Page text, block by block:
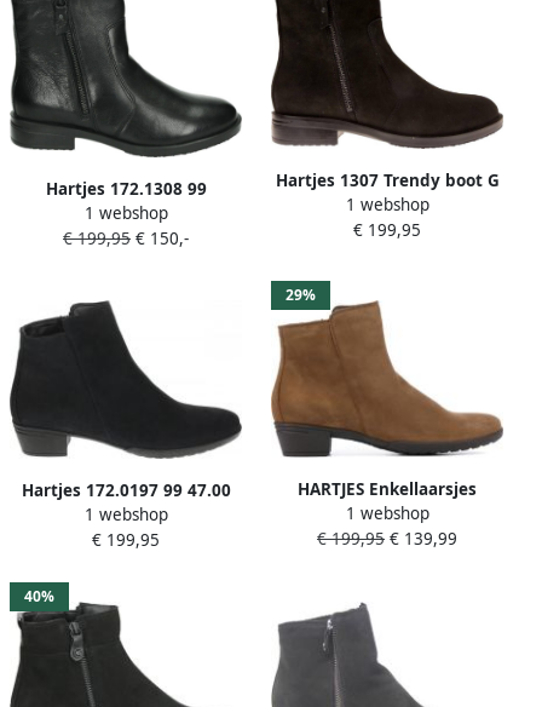
Hartjes 172.1308 99
Volwassenen Laarsjes Kleur
Zwart
1 webshop
€ 199,95 € 150,-
Hartjes 1307 Trendy boot G
zwart nubuck Kleur Zwart)
1 webshop
€ 199,95
Hartjes 172.0197 99 47.00
Blauwe enkellaarzen wijdte
G
1 webshop
€ 199,95
29%
HARTJES Enkellaarsjes
Dames 172.0197 Maat: 36 5
Materiaal: Nubuck Kleur:
1 webshop
€ 199,95 € 139,99
40%